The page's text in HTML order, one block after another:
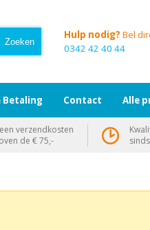
Hulp nodig? Bel
0342 42 40 44
Betaling Contact Alle
verzendkosten
de € 75,-